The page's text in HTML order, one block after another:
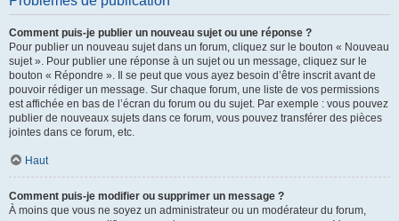
Comment puis-je publier un nouveau sujet ou une réponse ?
Pour publier un nouveau sujet dans un forum, cliquez sur le bouton « Nouveau
sujet ». Pour publier une réponse à un sujet ou un message, cliquez sur le
bouton « Répondre ». Il se peut que vous ayez besoin d’être inscrit avant de
pouvoir rédiger un message. Sur chaque forum, une liste de vos permissions
est affichée en bas de l’écran du forum ou du sujet. Par exemple : vous pouvez
publier de nouveaux sujets dans ce forum, vous pouvez transférer des pièces
jointes dans ce forum, etc.
Haut
Comment puis-je modifier ou supprimer un message ?
À moins que vous ne soyez un administrateur ou un modérateur du forum,